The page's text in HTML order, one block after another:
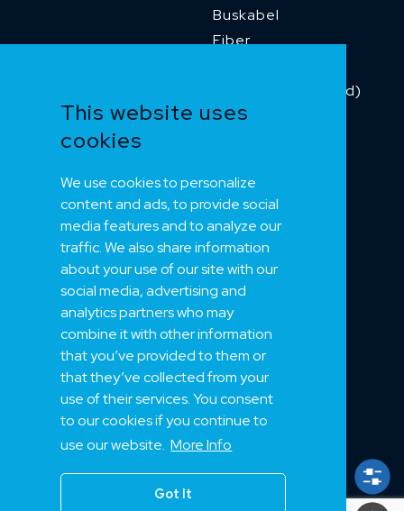
This website uses
cookies
We use cookies to personalize
content and ads, to provide social
media features and to analyze our
traffic. We also share information
about your use of our site with our
social media, advertising and
analytics partners who may
combine it with other information
that you’ve provided to them or
that they’ve collected from your
use of their services. You consent
to our cookies if you continue to
use our website. More Info
Got It
Buskabel
Fiber
Kombikabel (Hybrid)
Dnv sertifisert
Merker 2
Merker 4
Om oss
Bærekraft
Support
Jobb hos oss